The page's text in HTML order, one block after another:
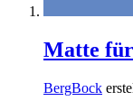
Matte
BergBock